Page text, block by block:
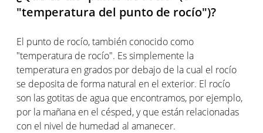
"temperatura del punto de rocío")?
El punto de rocío, también conocido como
"temperatura de rocío". Es simplemente la
temperatura en grados por debajo de la cual el rocío
se deposita de forma natural en el exterior. El rocío
son las gotitas de agua que encontramos, por ejemplo,
por la mañana en el césped, y que están relacionadas
con el nivel de humedad al amanecer.